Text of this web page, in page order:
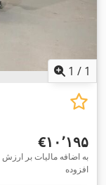
1 / 1
‎€۱۰٬۱۹۵
افزوده